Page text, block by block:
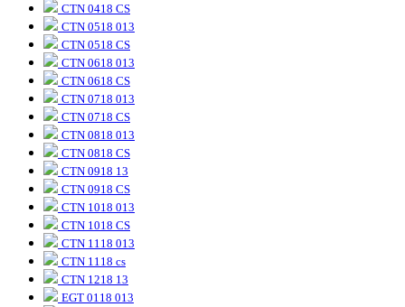
CTN 0418 CS
CTN 0518 013
CTN 0518 CS
CTN 0618 013
CTN 0618 CS
CTN 0718 013
CTN 0718 CS
CTN 0818 013
CTN 0818 CS
CTN 0918 13
CTN 0918 CS
CTN 1018 013
CTN 1018 CS
CTN 1118 013
CTN 1118 cs
CTN 1218 13
EGT 0118 013